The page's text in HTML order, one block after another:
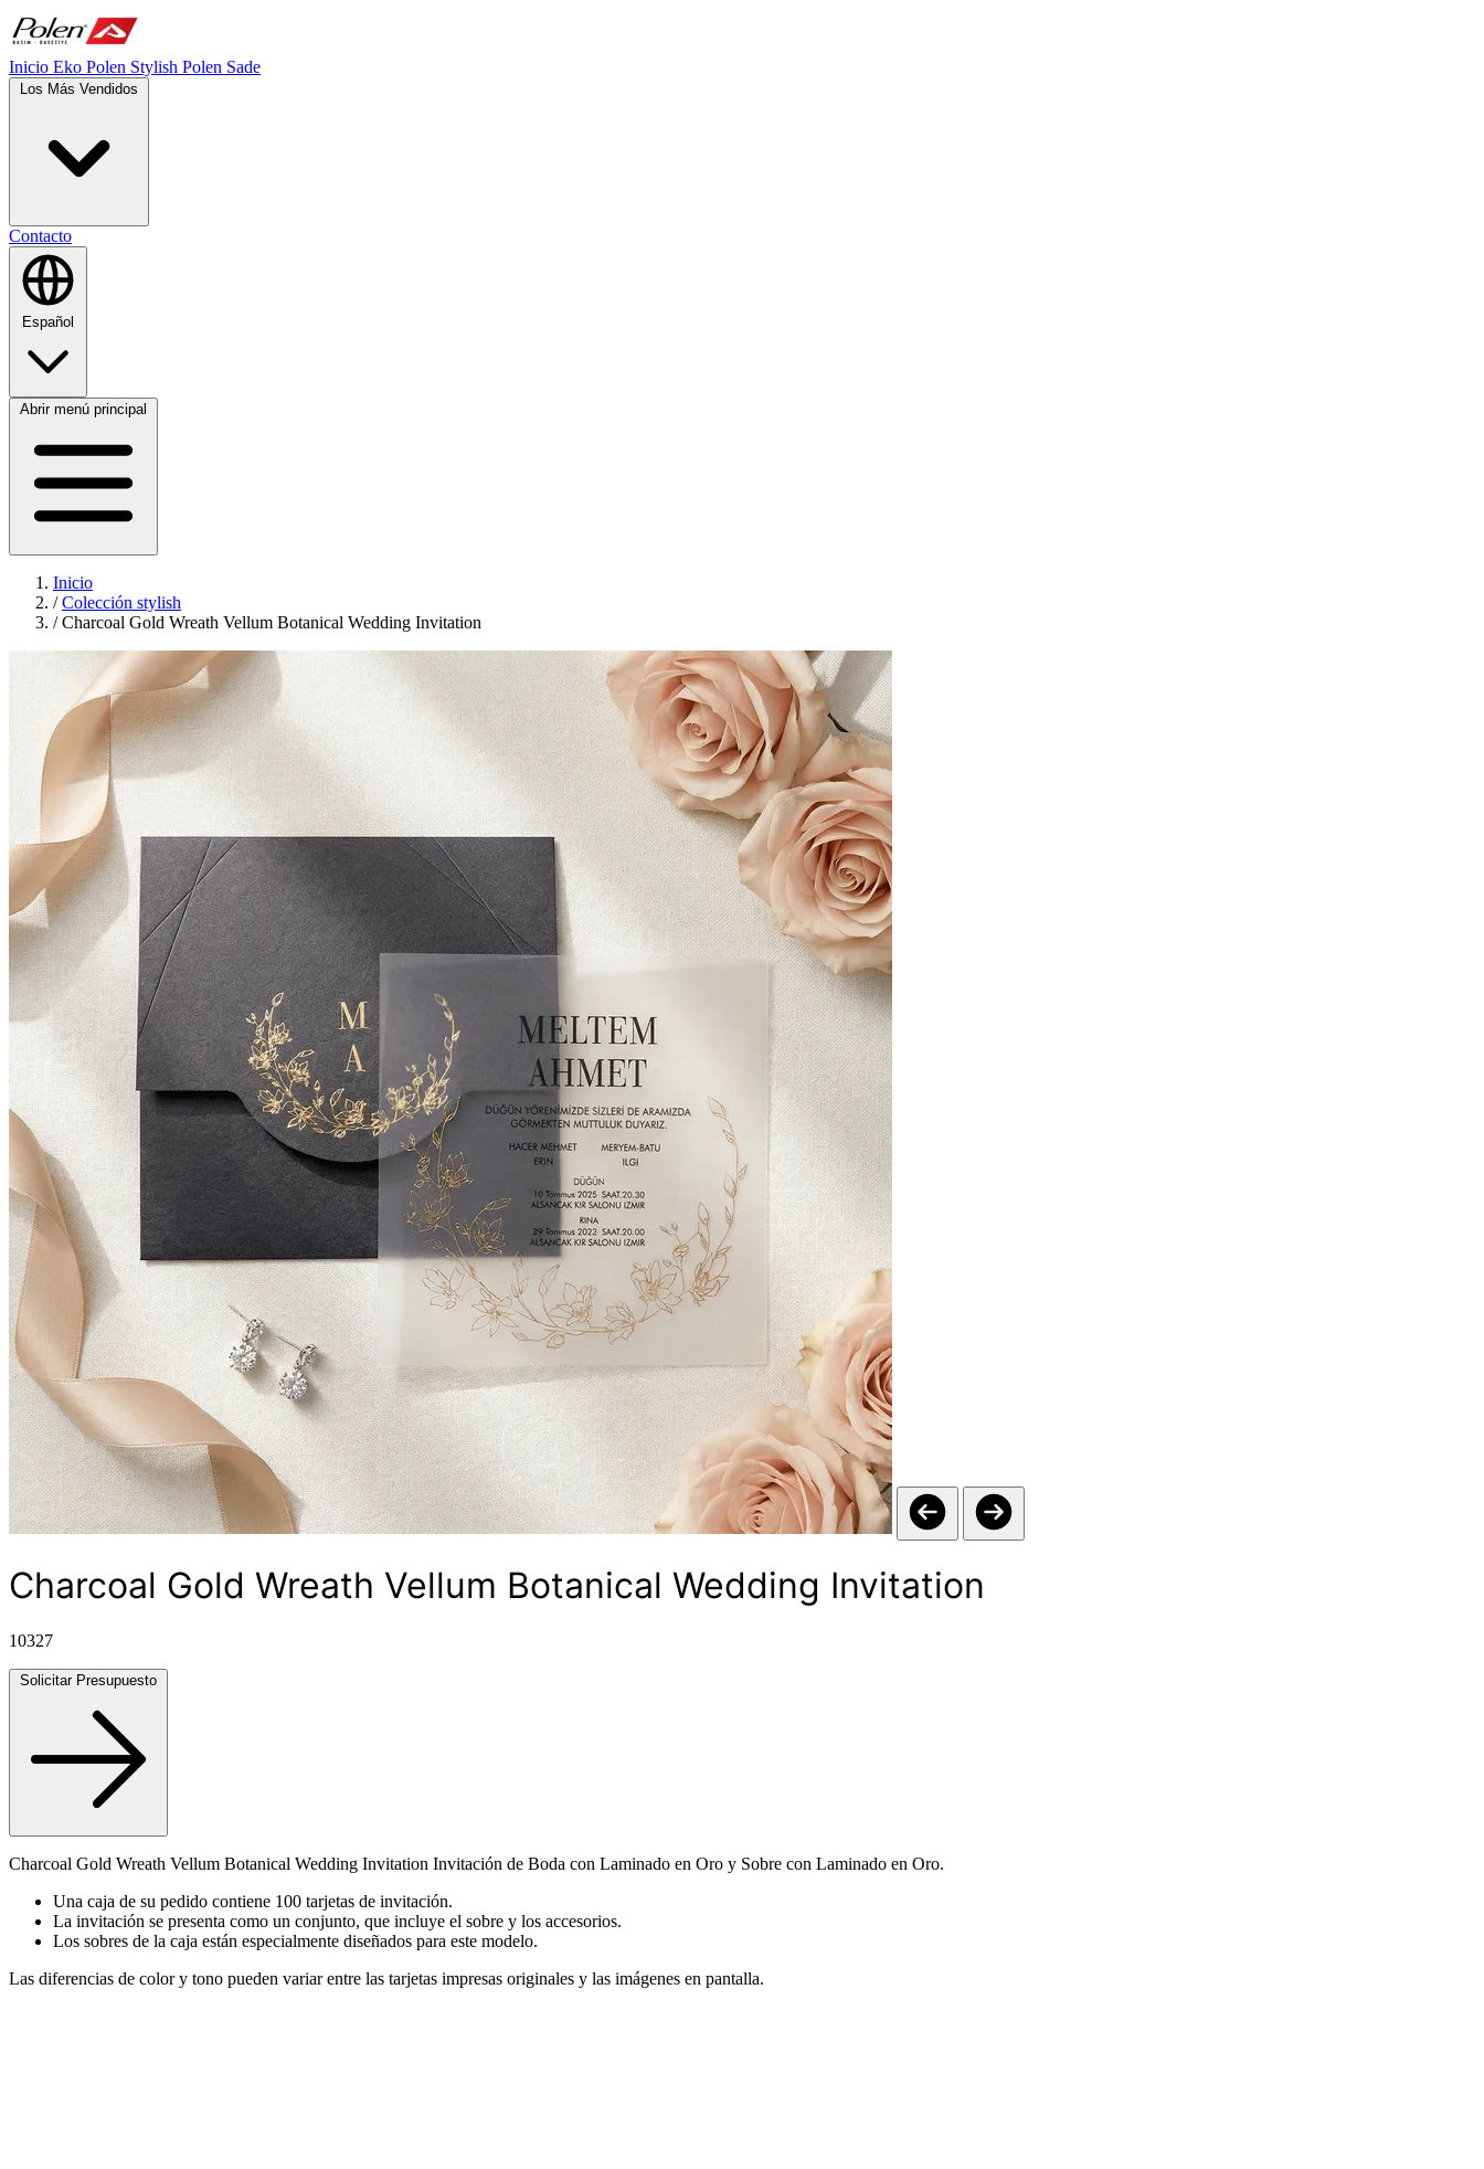
Inicio Eko Polen Stylish Polen Sade
Contacto
Abrir menú principal
Inicio
/ Colección stylish
/ Charcoal Gold Wreath Vellum Botanical Wedding Invitation
Charcoal Gold Wreath Vellum Botanical Wedding Invitation
10327
Charcoal Gold Wreath Vellum Botanical Wedding Invitation Invitación de Boda con Laminado en Oro y Sobre con Laminado en Oro.
Una caja de su pedido contiene 100 tarjetas de invitación.
La invitación se presenta como un conjunto, que incluye el sobre y los accesorios.
Los sobres de la caja están especialmente diseñados para este modelo.
Las diferencias de color y tono pueden variar entre las tarjetas impresas originales y las imágenes en pantalla.